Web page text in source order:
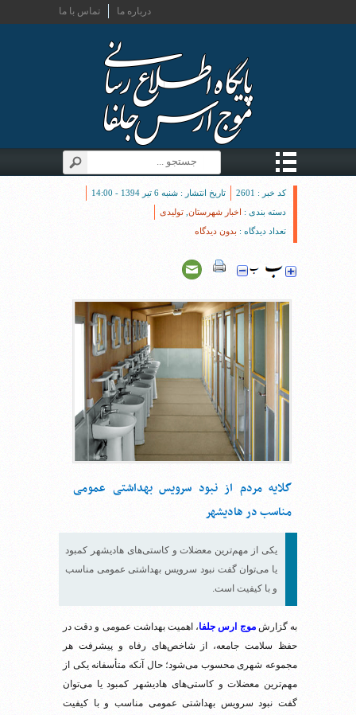
تماس با ما درباره ما
کد خبر : 2601
تاریخ انتشار : شنبه 6 تیر 1394 - 14:00
دسته بندی : اخبار شهرستان تولیدی
تعداد دیدگاه : بدون دیدگاه
گلایه مردم از نبود سرویس بهداشتی عمومی
مناسب در هادیشهر
یکی از مهم‌ترین معضلات و کاستی‌های هادیشهر کمبود
یا می‌توان گفت نبود سرویس بهداشتی عمومی مناسب
و با کیفیت است.
به گزارشموج ارس جلفا، اهمیت بهداشت عمومی و دقت در
حفظ سلامت جامعه، از شاخص‌های رفاه و پیشرفت هر
مجموعه شهری محسوب می‌شود؛ حال آنکه متأسفانه یکی از
مهم‌ترین معضلات و کاستی‌های هادیشهر کمبود یا می‌توان
گفت نبود سرویس بهداشتی عمومی مناسب و با کیفیت